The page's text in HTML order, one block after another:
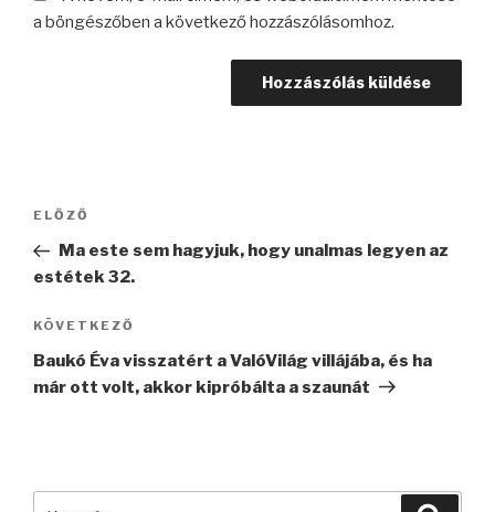
a böngészőben a következő hozzászólásomhoz.
Bejegyzés
Korábbi
bejegyzés
ELŐZŐ
Ma este sem hagyjuk, hogy unalmas legyen az
estétek 32.
Következő
bejegyzés
KÖVETKEZŐ
Baukó Éva visszatért a ValóVilág villájába, és ha
már ott volt, akkor kipróbálta a szaunát